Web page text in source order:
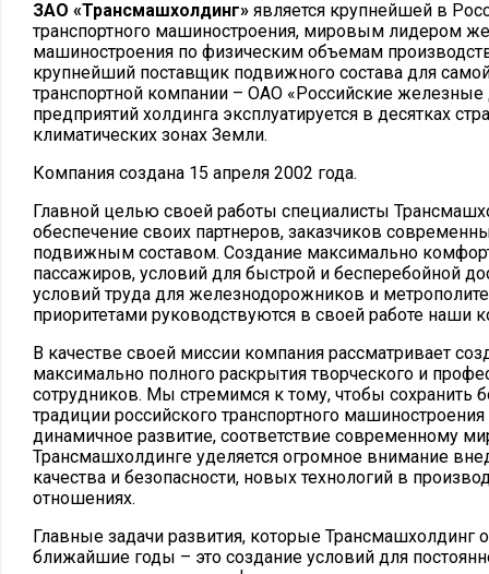
ЗАО «Трансмашхолдинг» является крупнейшей в
транспортного машиностроения, мировым лидером
машиностроения по физическим объемам
крупнейший поставщик подвижного состава для
транспортной компании – ОАО «Российские железные
предприятий холдинга эксплуатируется в десятках
климатических зонах Земли.
Компания создана 15 апреля 2002 года.
Главной целью своей работы специалисты
обеспечение своих партнеров, заказчиков
подвижным составом. Создание максимально
пассажиров, условий для быстрой и бесперебойной
условий труда для железнодорожников и
приоритетами руководствуются в своей работе наши
В качестве своей миссии компания рассматривает
максимально полного раскрытия творческого и
сотрудников. Мы стремимся к тому, чтобы сохранить
традиции российского транспортного машиностроения
динамичное развитие, соответствие современному
Трансмашхолдинге уделяется огромное внимание
качества и безопасности, новых технологий в
отношениях.
Главные задачи развития, которые Трансмашхолдинг
ближайшие годы – это создание условий для